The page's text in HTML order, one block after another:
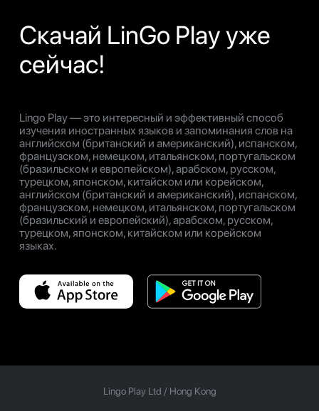
Скачай LinGo Play уже
сейчас!
Lingo Play — это интересный и эффективный способ
изучения иностранных языков и запоминания слов на
английском (британский и американский), испанском,
французском, немецком, итальянском, португальском
(бразильском и европейском), арабском, русском,
турецком, японском, китайском или корейском,
английском (британский и американский), испанском,
французском, немецком, итальянском, португальском
(бразильский и европейский), арабском, русском,
турецком, японском, китайском или корейском
языках.
Lingo Play Ltd / Hong Kong